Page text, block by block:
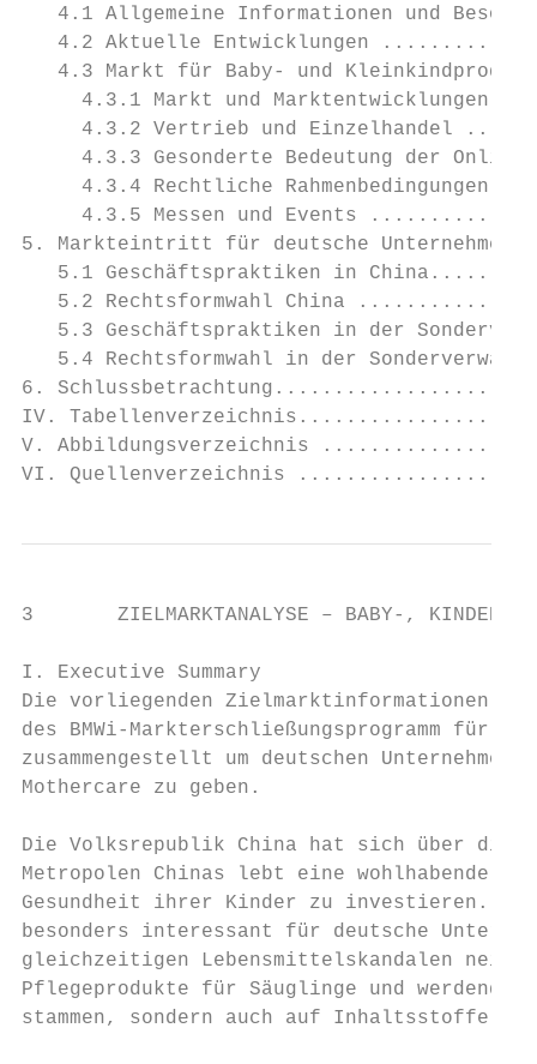
4.1 Allgemeine Informationen und
4.2 Aktuelle Entwicklungen
4.3 Markt für Baby- und
4.3.1 Markt und Marktentwicklungen
4.3.2 Vertrieb und Einzelhandel
4.3.3 Gesonderte Bedeutung der
4.3.4 Rechtliche Rahmenbedingungen –
4.3.5 Messen und Events
5. Markteintritt für deutsche
5.1 Geschäftspraktiken in
5.2 Rechtsformwahl China
5.3 Geschäftspraktiken in der
5.4 Rechtsformwahl in der
6.
IV.
V. Abbildungsverzeichnis
VI. Quellenverzeichnis
3       ZIELMARKTANALYSE – BABY-,
I. Executive Summary
Die vorliegenden Zielmarktinformationen
des BMWi-Markterschließungsprogramm für
zusammengestellt um deutschen
Mothercare zu geben.
Die Volksrepublik China hat sich über die
Metropolen Chinas lebt eine wohlhabende
Gesundheit ihrer Kinder zu investieren.
besonders interessant für deutsche
gleichzeitigen Lebensmittelskandalen
Pflegeprodukte für Säuglinge und
stammen, sondern auch auf Inhaltsstoffe